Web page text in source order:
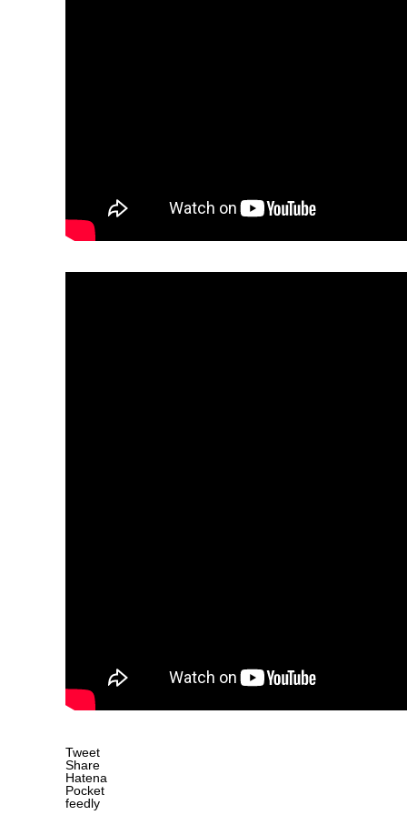
Tweet
Share
Hatena
Pocket
feedly